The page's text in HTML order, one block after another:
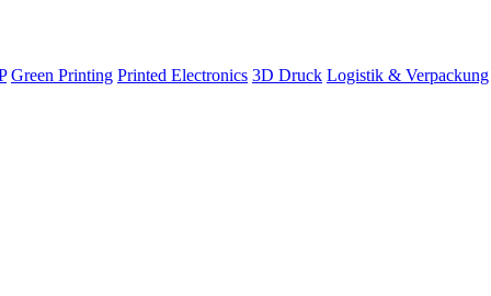
Green Printing Printed Electronics 3D Druck Logistik & Verpackung